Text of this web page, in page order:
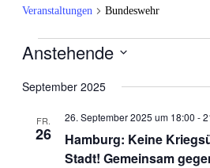
Veranstaltungen Bundeswehr
Veranstaltungen
Anstehende
wählen.
September 2025
FR.
26
Hamburg: Keine
Stadt! Gemeinsam
26. September 2025 um 18:00 -